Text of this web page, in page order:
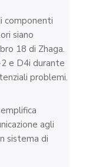
componenti
siano
18 di Zhaga.
e D4i durante
problemi.
agli
sistema di